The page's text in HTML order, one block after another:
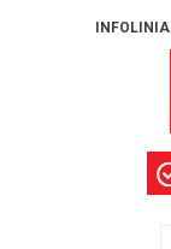
INFOLINIA